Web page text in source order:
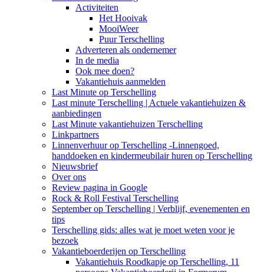
Activiteiten
Het Hooivak
MooiWeer
Puur Terschelling
Adverteren als ondernemer
In de media
Ook mee doen?
Vakantiehuis aanmelden
Last Minute op Terschelling
Last minute Terschelling | Actuele vakantiehuizen &
aanbiedingen
Last Minute vakantiehuizen Terschelling
Linkpartners
Linnenverhuur op Terschelling -Linnengoed,
handdoeken en kindermeubilair huren op Terschelling
Nieuwsbrief
Over ons
Review pagina in Google
Rock & Roll Festival Terschelling
September op Terschelling | Verblijf, evenementen en
tips
Terschelling gids: alles wat je moet weten voor je
bezoek
Vakantieboerderijen op Terschelling
Vakantiehuis Roodkapje op Terschelling, 11